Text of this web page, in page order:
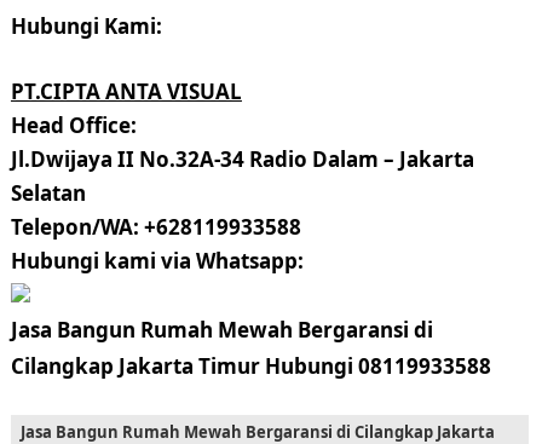
Hubungi Kami:
PT.CIPTA ANTA VISUAL
Head Office:
Jl.Dwijaya II No.32A-34 Radio Dalam – Jakarta
Selatan
Telepon/WA: +628119933588
Hubungi kami via Whatsapp:
Jasa Bangun Rumah Mewah Bergaransi di
Cilangkap Jakarta Timur Hubungi 08119933588
Jasa Bangun Rumah Mewah Bergaransi di Cilangkap Jakarta